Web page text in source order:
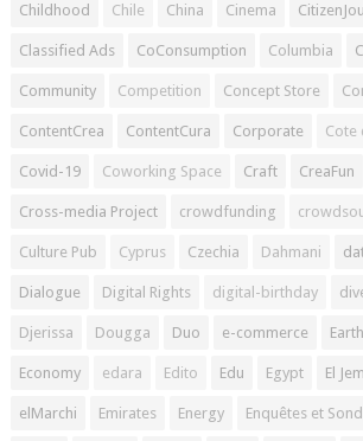
Childhood Chile China Cinema
Classified Ads CoConsumption Columbia
Community Competition Concept Store
ContentCrea ContentCura Corporate Cote
Covid-19 Coworking Space Craft CreaFun
Cross-media Project crowdfunding
Culture Pub Cyprus Czechia Dahmani
Dialogue Digital Rights digital-birthday
Djerissa Dougga Duo e-commerce Earth
Economy edara Edito Edu Egypt El Jem
elMarchi Emirates Energy Enquêtes et